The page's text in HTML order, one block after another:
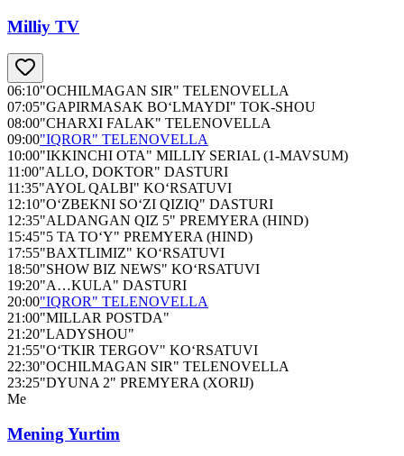
Milliy TV
06:10"OCHILMAGAN SIR" TELENOVELLA
07:05"GAPIRMASAK BO‘LMAYDI" TOK-SHOU
08:00"CHARXI FALAK" TELENOVELLA
09:00"IQROR" TELENOVELLA
10:00"IKKINCHI OTA" MILLIY SERIAL (1-MAVSUM)
11:00"ALLO, DOKTOR" DASTURI
11:35"AYOL QALBI" KO‘RSATUVI
12:10"O‘ZBEKNI SO‘ZI QIZIQ" DASTURI
12:35"ALDANGAN QIZ 5" PREMYERA (HIND)
15:45"5 TA TO‘Y" PREMYERA (HIND)
17:55"BAXTLIMIZ" KO‘RSATUVI
18:50"SHOW BIZ NEWS" KO‘RSATUVI
19:20"A…KULA" DASTURI
20:00"IQROR" TELENOVELLA
21:00"MILLAR POSTDA"
21:20"LADYSHOU"
21:55"O‘TKIR TERGOV" KO‘RSATUVI
22:30"OCHILMAGAN SIR" TELENOVELLA
23:25"DYUNA 2" PREMYERA (XORIJ)
Me
Mening Yurtim